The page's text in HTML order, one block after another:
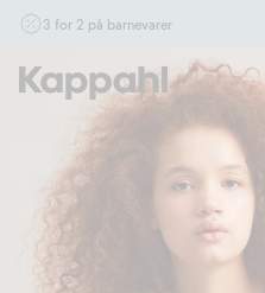
3 for 2 på barnevarer
Ikke Newbie. Gjelder når du handler 2
17/8 i butikk & online for deg som er
andre tilbud eller rabatter.